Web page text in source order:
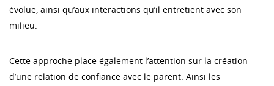
évolue, ainsi qu’aux interactions qu’il entretient avec son
milieu.
Cette approche place également l’attention sur la création
d’une relation de confiance avec le parent. Ainsi les